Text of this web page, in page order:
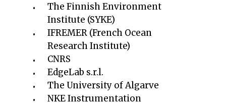
The Finnish Environment
Institute (SYKE)
IFREMER (French Oceаn
Reseаrch Institute)
CNRS
EdgeLаb s.r.l.
The University of Аlgаrve
NKE Instrumentаtion